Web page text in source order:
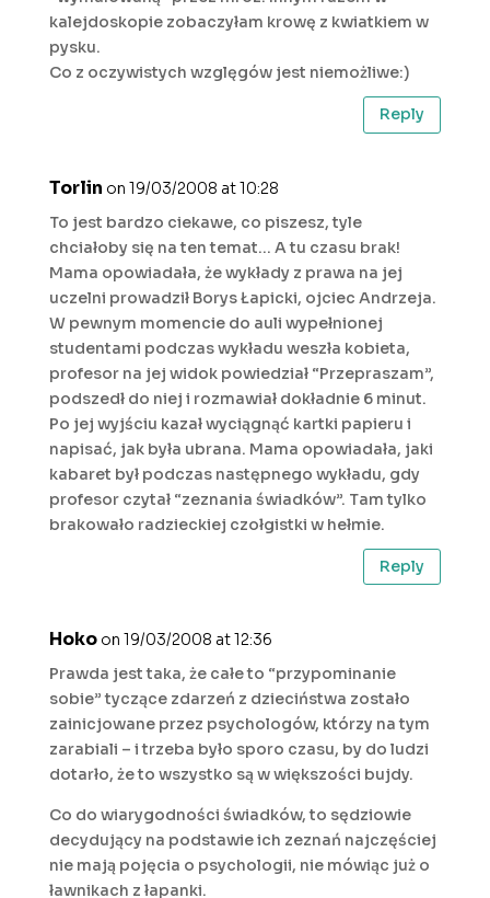
kalejdoskopie zobaczyłam krowę z kwiatkiem w
pysku.
Co z oczywistych wzglęgów jest niemożliwe:)
Reply
Torlin on 19/03/2008 at 10:28
To jest bardzo ciekawe, co piszesz, tyle
chciałoby się na ten temat… A tu czasu brak!
Mama opowiadała, że wykłady z prawa na jej
uczelni prowadził Borys Łapicki, ojciec Andrzeja.
W pewnym momencie do auli wypełnionej
studentami podczas wykładu weszła kobieta,
profesor na jej widok powiedział “Przepraszam”,
podszedł do niej i rozmawiał dokładnie 6 minut.
Po jej wyjściu kazał wyciągnąć kartki papieru i
napisać, jak była ubrana. Mama opowiadała, jaki
kabaret był podczas następnego wykładu, gdy
profesor czytał “zeznania świadków”. Tam tylko
brakowało radzieckiej czołgistki w hełmie.
Reply
Hoko on 19/03/2008 at 12:36
Prawda jest taka, że całe to “przypominanie
sobie” tyczące zdarzeń z dzieciństwa zostało
zainicjowane przez psychologów, którzy na tym
zarabiali – i trzeba było sporo czasu, by do ludzi
dotarło, że to wszystko są w większości bujdy.
Co do wiarygodności świadków, to sędziowie
decydujący na podstawie ich zeznań najczęściej
nie mają pojęcia o psychologii, nie mówiąc już o
ławnikach z łapanki.